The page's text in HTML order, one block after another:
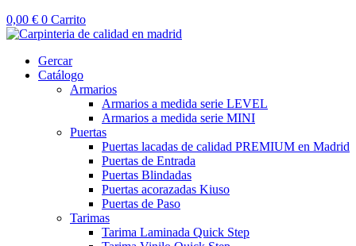
0,00 € 0 Carrito
Gercar
Catálogo
Armarios
Armarios a medida serie LEVEL
Armarios a medida serie MINI
Puertas
Puertas lacadas de calidad PREMIUM en Madrid
Puertas de Entrada
Puertas Blindadas
Puertas acorazadas Kiuso
Puertas de Paso
Tarimas
Tarima Laminada Quick Step